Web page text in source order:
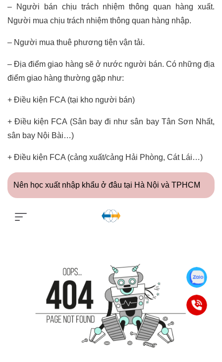
– Người bán chịu trách nhiệm thông quan hàng xuất.
Người mua chịu trách nhiệm thông quan hàng nhập.
– Người mua thuê phương tiện vận tải.
– Địa điểm giao hàng sẽ ở nước người bán. Có những địa
điểm giao hàng thường gặp như:
+ Điều kiện FCA (tại kho người bán)
+ Điều kiện FCA (Sân bay đi như sân bay Tân Sơn Nhất,
sân bay Nội Bài…)
+ Điều kiện FCA (cảng xuất/cảng Hải Phòng, Cát Lái…)
Nên học xuất nhập khẩu ở đâu tại Hà Nội và TPHCM